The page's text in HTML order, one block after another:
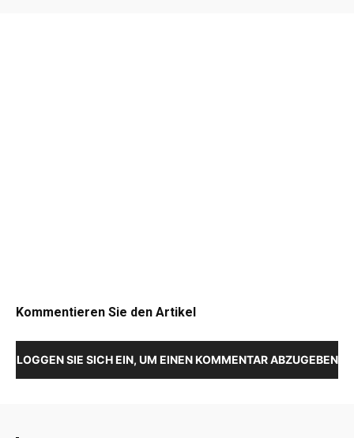
Kommentieren Sie den Artikel
LOGGEN SIE SICH EIN, UM EINEN KOMMENTAR ABZUGEBEN